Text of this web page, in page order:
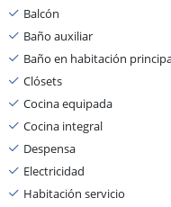
Balcón
Baño auxiliar
Baño en habitación
Clósets
Cocina equipada
Cocina integral
Despensa
Electricidad
Habitación servicio